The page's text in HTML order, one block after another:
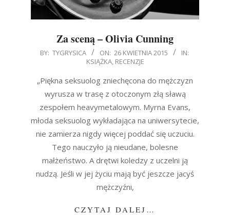
Za sceną – Olivia Cunning
2015-
BY: TYGRYSICA ON: 26 KWIETNIA 2015
IN:
KSIĄŻKA, RECENZJE
„Piękna seksuolog zniechęcona do mężczyzn
wyrusza w trasę z otoczonym złą sławą
zespołem heavymetalowym. Myrna Evans,
młoda seksuolog wykładająca na uniwersytecie,
nie zamierza nigdy więcej poddać się uczuciu.
Tego nauczyło ją nieudane, bolesne
małżeństwo. A drętwi koledzy z uczelni ją
nudzą. Jeśli w jej życiu mają być jeszcze jacyś
mężczyźni,
CZYTAJ DALEJ…